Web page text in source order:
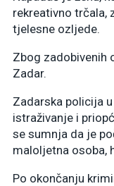
rekreativno trčala,
tjelesne ozljede.
Zbog zadobivenih
Zadar.
Zadarska policija
istraživanje i
se sumnja da je
maloljetna osoba,
Po okončanju